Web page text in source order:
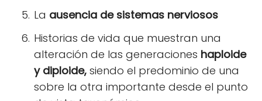
La ausencia de sistemas nerviosos
Historias de vida que muestran una
alteración de las generaciones haploide
y diploide, siendo el predominio de una
sobre la otra importante desde el punto